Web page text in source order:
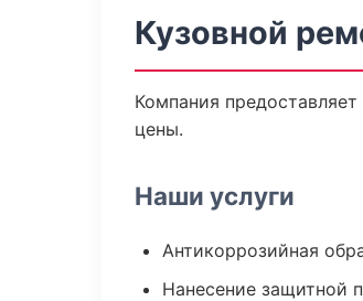
Кузовной
Компания
цены.
Наши услуги
Антикоррозийная
Нанесение защитной